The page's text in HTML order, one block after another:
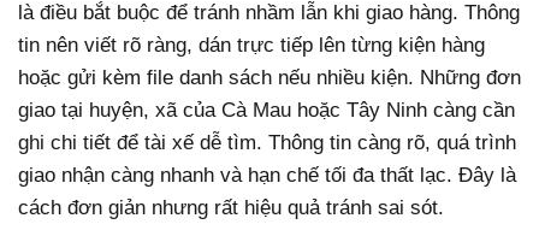
là điều bắt buộc để tránh nhầm lẫn khi giao hàng. Thông
tin nên viết rõ ràng, dán trực tiếp lên từng kiện hàng
hoặc gửi kèm file danh sách nếu nhiều kiện. Những đơn
giao tại huyện, xã của Cà Mau hoặc Tây Ninh càng cần
ghi chi tiết để tài xế dễ tìm. Thông tin càng rõ, quá trình
giao nhận càng nhanh và hạn chế tối đa thất lạc. Đây là
cách đơn giản nhưng rất hiệu quả tránh sai sót.